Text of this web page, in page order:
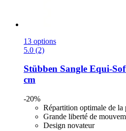
13 options
5.0 (2)
Stübben Sangle Equi-​
cm
-20%
Répartition optimale de la
Grande liberté de
Design novateur